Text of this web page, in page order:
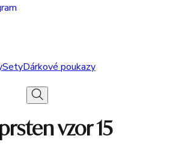
SetyDárkové poukazy
vzor 15